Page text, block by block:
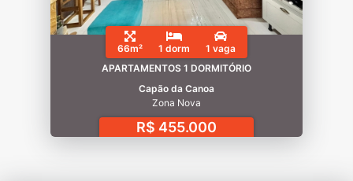
66m² 1 dorm
1 vaga
APARTAMENTOS 1 DORMITÓRIO
Capão da Canoa
Zona Nova
R$ 455.000